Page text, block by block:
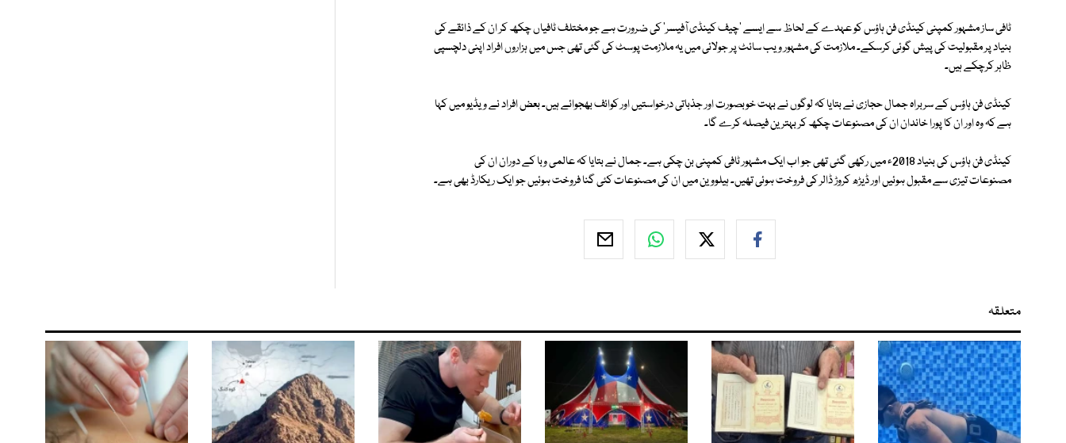
ٹافی ساز مشہور کمپنی کینڈی فن ہاؤس کو عہدے کے لحاظ سے ایسے 'چیف کینڈی آفیسر' کی ضرورت ہے جو مختلف ٹافیاں چکھ کر ان کے ذائقے کی
بنیاد پر مقبولیت کی پیش گوئی کرسکے۔ ملازمت کی مشہور ویب سائٹ پر جولائی میں یہ ملازمت پوسٹ کی گئی تھی جس میں ہزاروں افراد اپنی دلچسپی
ظاہر کرچکے ہیں۔
کینڈی فن ہاؤس کے سربراہ جمال حجازی نے بتایا کہ لوگوں نے بہت خوبصورت اور جذباتی درخواستیں اور کوائف بھجوائے ہیں۔ بعض افراد نے ویڈیو میں کہا
ہے کہ وہ اور ان کا پورا خاندان ان کی مصنوعات چکھ کر بہترین فیصلہ کرے گا۔
کینڈی فن ہاؤس کی بنیاد 2018ء میں رکھی گئی تھی جو اب ایک مشہور ٹافی کمپنی بن چکی ہے۔ جمال نے بتایا کہ عالمی وبا کے دوران ان کی
مصنوعات تیزی سے مقبول ہوئیں اور ڈیڑھ کروڑ ڈالر کی فروخت ہوئی تھیں۔ ہیلووین میں ان کی مصنوعات کئی گنا فروخت ہوئیں جو ایک ریکارڈ بھی ہے۔
متعلقہ